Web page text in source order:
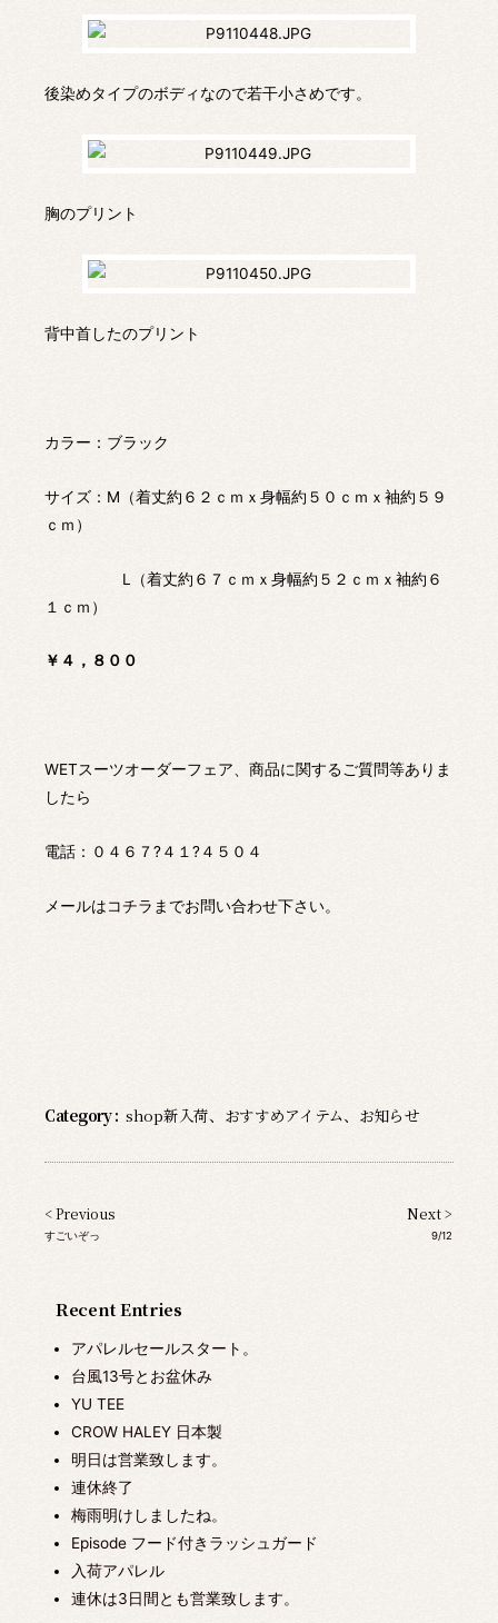
Recent Entries
アパレルセールスタート。
台風13号とお盆休み
YU TEE
CROW HALEY 日本製
明日は営業致します。
連休終了
梅雨明けしましたね。
Episode フード付きラッシュガード
入荷アパレル
連休は3日間とも営業致します。
後染めタイプのボディなので若干小さめです。
胸のプリント
背中首したのプリント
カラー：ブラック
サイズ：M（着丈約６２ｃｍｘ身幅約５０ｃｍｘ袖約５９
ｃｍ）
L（着丈約６７ｃｍｘ身幅約５２ｃｍｘ袖約６
１ｃｍ）
￥４，８００
WETスーツオーダーフェア、商品に関するご質問等ありま
したら
電話：０４６７?４１?４５０４
メールはコチラ までお問い合わせ下さい。
Category : shop新入荷、 おすすめアイテム、 お知らせ
< Previous
すごいぞっ
Next >
9/12